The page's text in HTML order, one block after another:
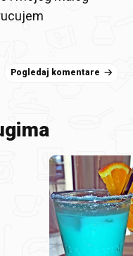
Pogledaj komentare